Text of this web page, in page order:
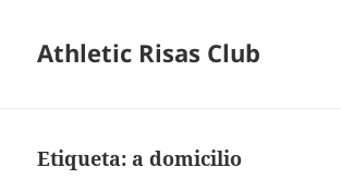
Athletic Risas Club
Etiqueta: a domicilio